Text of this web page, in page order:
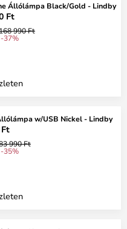
Állólámpa Black/Gold - Lindby
Ft
990 Ft
37%
w/USB Nickel - Lindby
Ft
990 Ft
35%